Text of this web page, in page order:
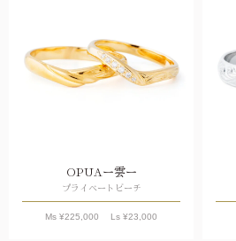
OPUAー雲ー
プライベートビーチ
Ms ¥225,000 Ls ¥23,000